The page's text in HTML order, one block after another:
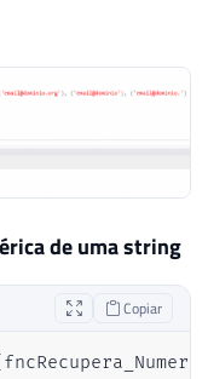
de uma string
Copiar